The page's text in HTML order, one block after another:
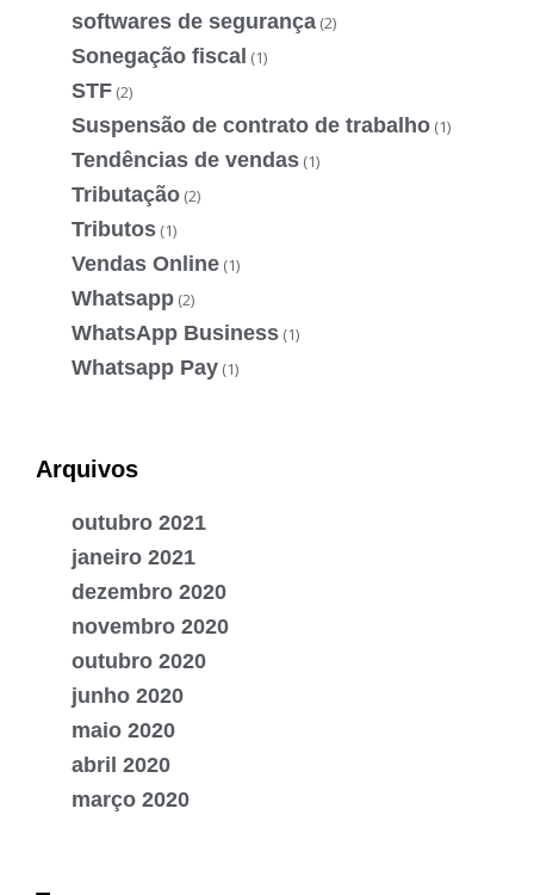
softwares de segurança (2)
Sonegação fiscal (1)
STF (2)
Suspensão de contrato de trabalho (1)
Tendências de vendas (1)
Tributação (2)
Tributos (1)
Vendas Online (1)
Whatsapp (2)
WhatsApp Business (1)
Whatsapp Pay (1)
Arquivos
outubro 2021
janeiro 2021
dezembro 2020
novembro 2020
outubro 2020
junho 2020
maio 2020
abril 2020
março 2020